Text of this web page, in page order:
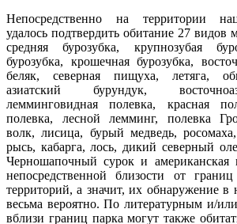
Непосредственно на территории
удалось подтвердить обитание 27
средняя бурозубка, крупнозубая
бурозубка, крошечная бурозубка,
беляк, северная пищуха, летяга,
азиатский бурундук,
лемминговидная полевка, красная
полевка, лесной лемминг, полевка
волк, лисица, бурый медведь,
рысь, кабарга, лось, дикий северный
Черношапочный сурок и американская
непосредственной близости от
территорий, а значит, их обнаружение в
весьма вероятно. По литературным и/
вблизи границ парка могут также